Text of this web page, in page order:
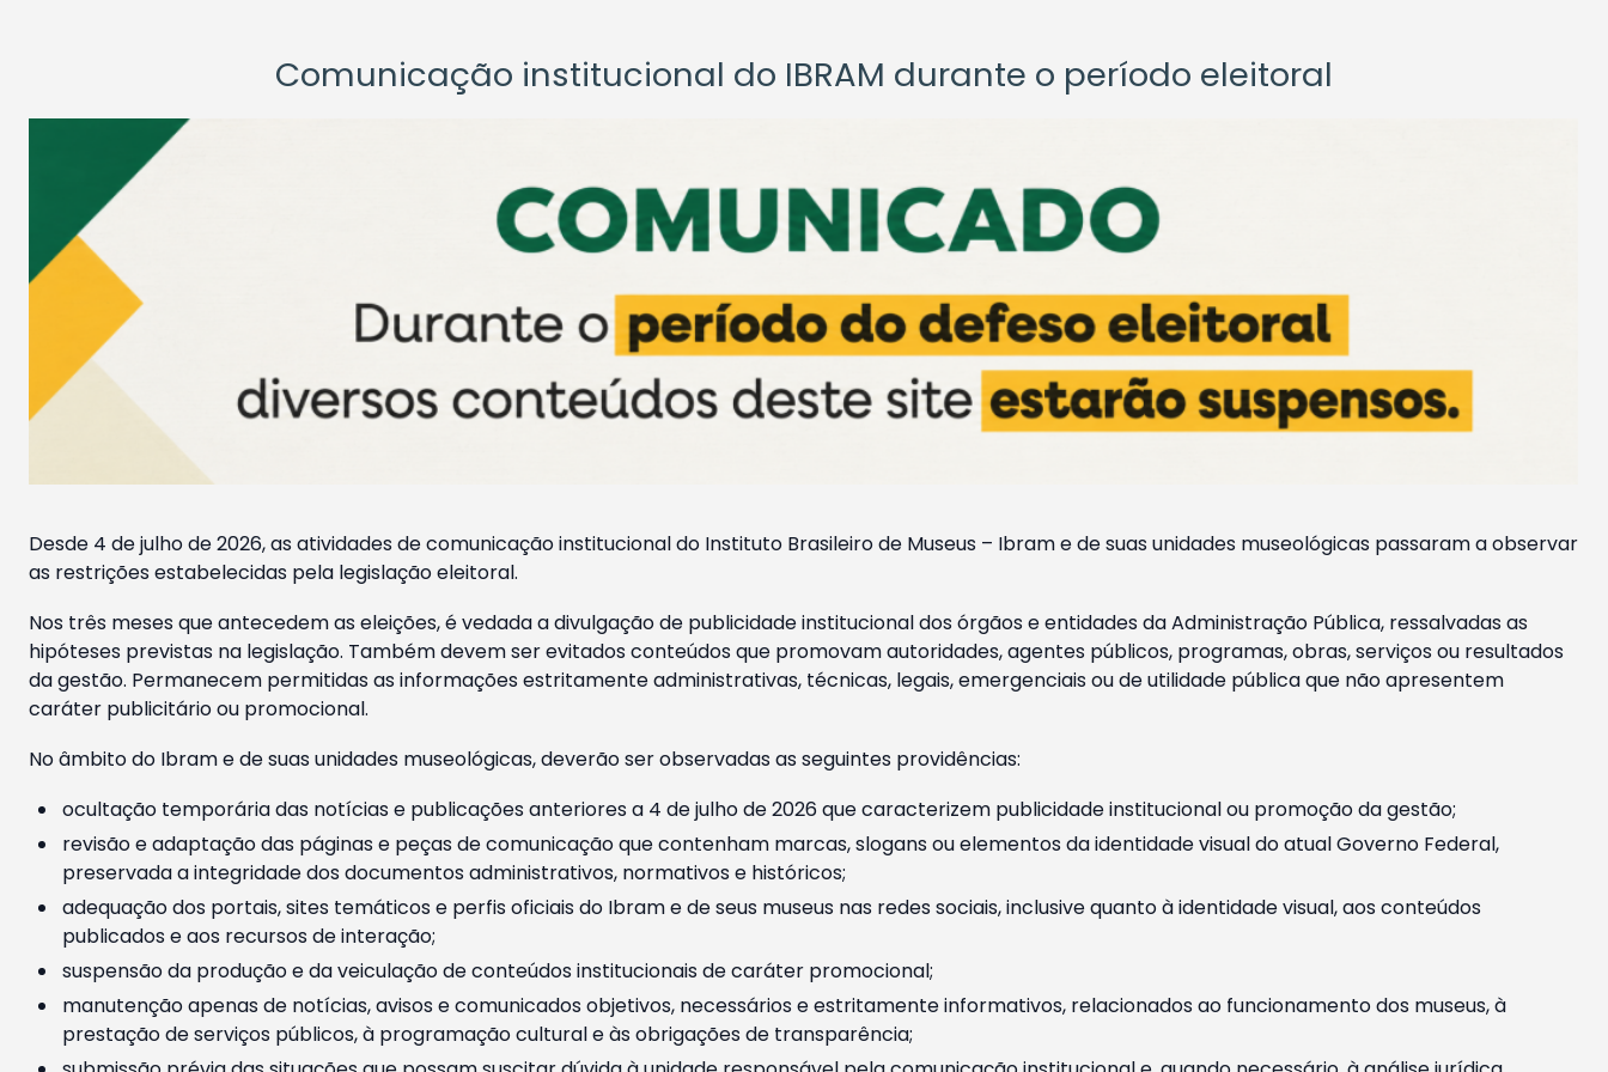
Comunicação institucional do IBRAM durante o período eleitoral
Desde 4 de julho de 2026, as atividades de comunicação institucional do Instituto Brasileiro de Museus – Ibram e de suas unidades museológicas passaram a observar
as restrições estabelecidas pela legislação eleitoral.
Nos três meses que antecedem as eleições, é vedada a divulgação de publicidade institucional dos órgãos e entidades da Administração Pública, ressalvadas as
hipóteses previstas na legislação. Também devem ser evitados conteúdos que promovam autoridades, agentes públicos, programas, obras, serviços ou resultados
da gestão. Permanecem permitidas as informações estritamente administrativas, técnicas, legais, emergenciais ou de utilidade pública que não apresentem
caráter publicitário ou promocional.
No âmbito do Ibram e de suas unidades museológicas, deverão ser observadas as seguintes providências:
ocultação temporária das notícias e publicações anteriores a 4 de julho de 2026 que caracterizem publicidade institucional ou promoção da gestão;
revisão e adaptação das páginas e peças de comunicação que contenham marcas, slogans ou elementos da identidade visual do atual Governo Federal,
preservada a integridade dos documentos administrativos, normativos e históricos;
adequação dos portais, sites temáticos e perfis oficiais do Ibram e de seus museus nas redes sociais, inclusive quanto à identidade visual, aos conteúdos
publicados e aos recursos de interação;
suspensão da produção e da veiculação de conteúdos institucionais de caráter promocional;
manutenção apenas de notícias, avisos e comunicados objetivos, necessários e estritamente informativos, relacionados ao funcionamento dos museus, à
prestação de serviços públicos, à programação cultural e às obrigações de transparência;